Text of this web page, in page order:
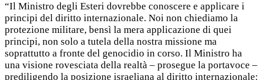
“Il Ministro degli Esteri dovrebbe conoscere e applicare i
principi del diritto internazionale. Noi non chiediamo la
protezione militare, bensì la mera applicazione di quei
principi, non solo a tutela della nostra missione ma
soprattutto a fronte del genocidio in corso. Il Ministro ha
una visione rovesciata della realtà – prosegue la portavoce –
prediligendo la posizione israeliana al diritto internazionale: